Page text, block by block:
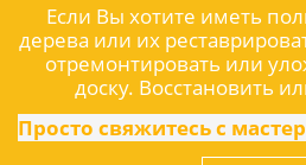
Если Вы хотите иметь
дерева или их
отремонтировать или
доску. Восстановить
Просто свяжитесь с